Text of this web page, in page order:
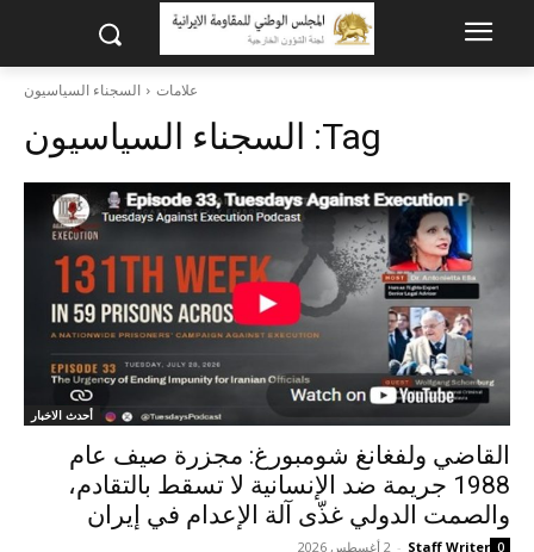
علامات السجناء السياسيون
Tag: السجناء السياسيون
أحدث الاخبار
القاضي ولفغانغ شومبورغ: مجزرة صیف عام
1988 جريمة ضد الإنسانية لا تسقط بالتقادم،
والصمت الدولي غذّى آلة الإعدام في إيران
Staff Writer
- 2 أغسطس 2026 0